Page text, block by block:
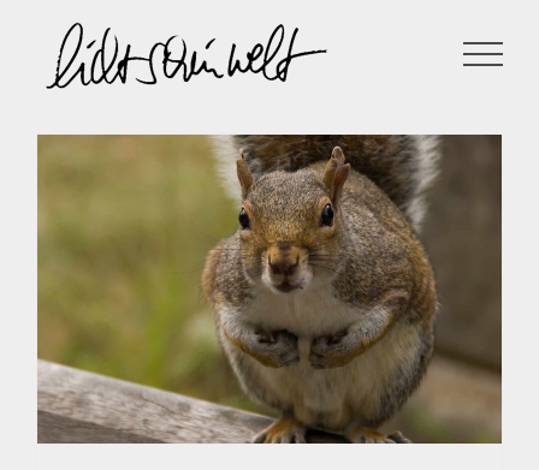
Inhalt
springen